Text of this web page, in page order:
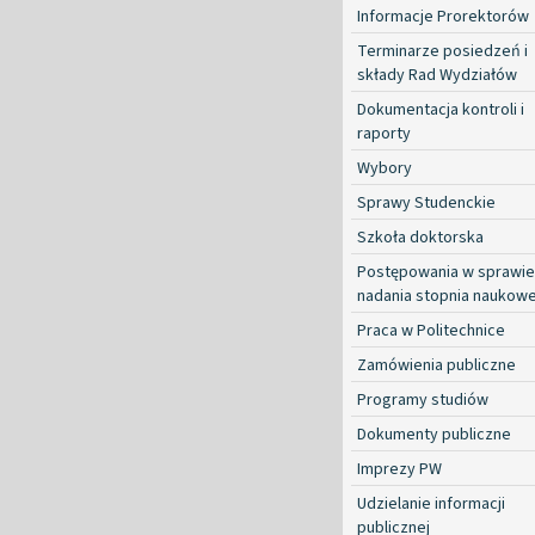
Informacje Prorektorów
Terminarze posiedzeń i
składy Rad Wydziałów
Dokumentacja kontroli i
raporty
Wybory
Sprawy Studenckie
Szkoła doktorska
Postępowania w sprawie
nadania stopnia
Praca w Politechnice
Zamówienia publiczne
Programy studiów
Dokumenty publiczne
Imprezy PW
Udzielanie informacji
publicznej